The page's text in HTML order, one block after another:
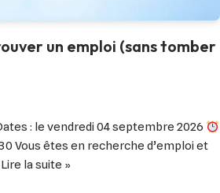
un emploi (sans tomber
: le vendredi 04 septembre 2026
Vous êtes en recherche d’emploi et
Lire la suite »